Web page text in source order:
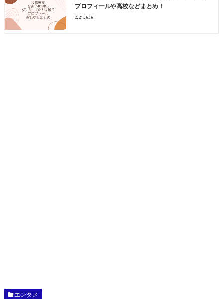
プロフィールや高校などまとめ！
2021.06.06
エンタメ